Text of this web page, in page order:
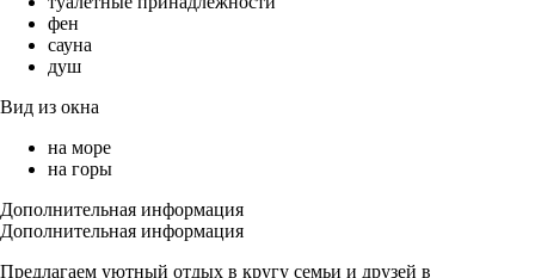
фен
сауна
душ
Вид из окна
на море
на горы
Дополнительная информация
Дополнительная информация
Предлагаем уютный отдых в кругу семьи и друзей в